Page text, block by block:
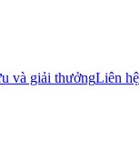
và giải thưởngLiên hệ